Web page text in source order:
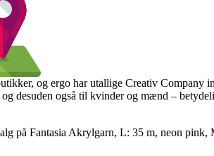
og ergo har utallige Creativ Company
desuden også til kvinder og mænd –
på Fantasia Akrylgarn, L: 35 m, neon